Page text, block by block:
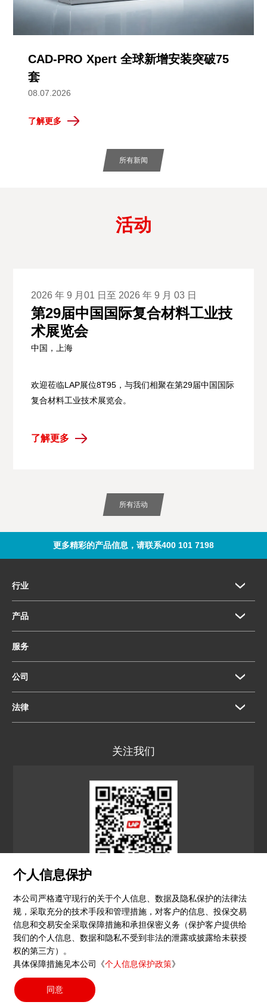
个人信息保护
本公司严格遵守现行的关于个人信息、数据及隐私保护的法律法
规，采取充分的技术手段和管理措施，对客户的信息、投保交易
信息和交易安全采取保障措施和承担保密义务（保护客户提供给
我们的个人信息、数据和隐私不受到非法的泄露或披露给未获授
权的第三方）。
具体保障措施见本公司《个人信息保护政策》
同意
CAD-PRO Xpert 全球新增安装突破75
套
08.07.2026
了解更多
所有新闻
活动
2026 年 9 月01 日至 2026 年 9 月 03 日
第29届中国国际复合材料工业技
术展览会
中国，上海
欢迎莅临LAP展位8T95，与我们相聚在第29届中国国际
复合材料工业技术展览会。
了解更多
所有活动
更多精彩的产品信息，请联系400 101 7198
行业
产品
服务
公司
法律
关注我们
© 2026 镭尔谱激光应用技术（上海）有限公司
隐私政策 印记沪ICP备15051604号-4 （沪）-非经营
性-2023-0290
Search